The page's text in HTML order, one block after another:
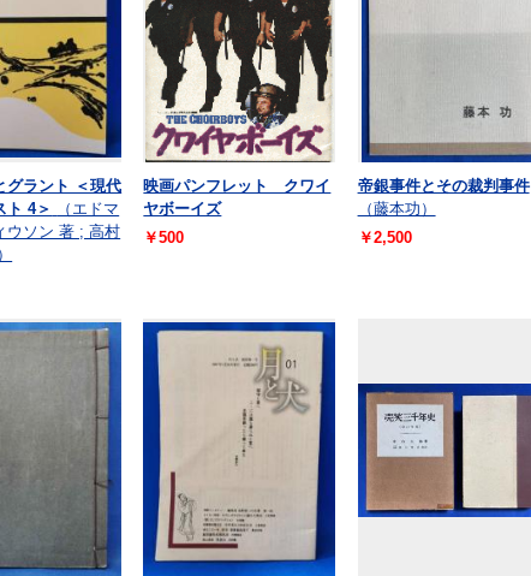
グラント ＜現代
ト 4＞
（エドマ
ウソン 著 ; 高村
映画パンフレット クワイ
ヤボーイズ
￥500
帝銀事件とその裁判事件
（藤本功）
￥2,500